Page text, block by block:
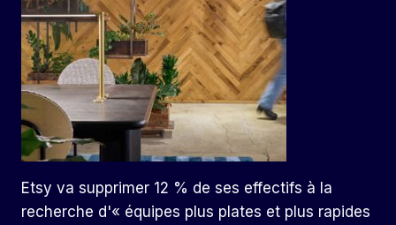
Etsy va supprimer 12 % de ses effectifs à la
recherche d'« équipes plus plates et plus rapides